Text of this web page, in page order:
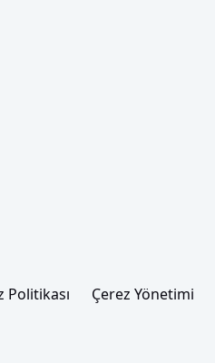
Politikası Çerez Yönetimi